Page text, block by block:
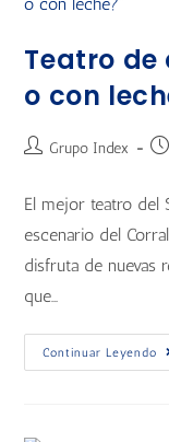
Teatro de
o con
Grupo Index
El mejor teatro del
escenario del
disfruta de nuevas
que…
Continuar Leyendo